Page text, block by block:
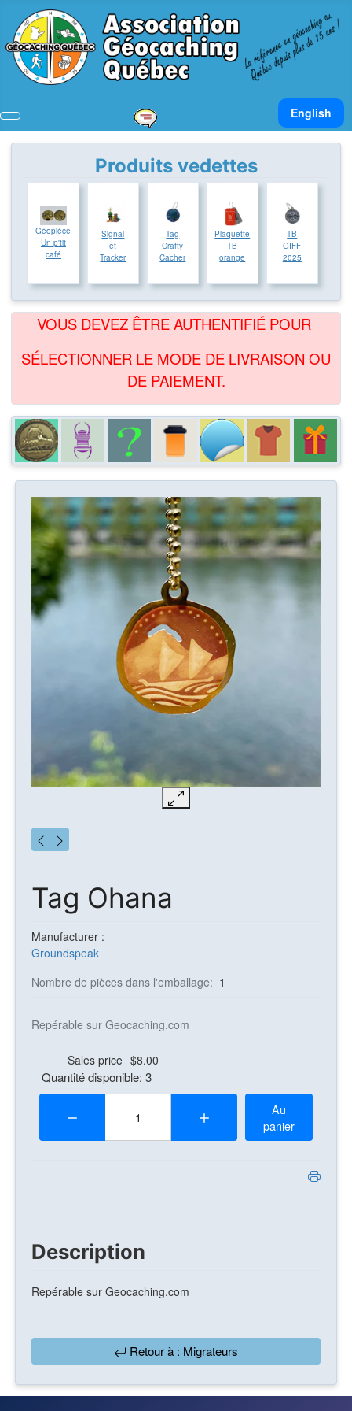
Sélectionnez
English
Produits vedettes
Géopièce
Un p'tit
café
Signal
et
Tracker
Tag
Crafty
Cacher
Plaquette
TB
orange
TB
GIFF
2025
VOUS DEVEZ ÊTRE AUTHENTIFIÉ POUR
SÉLECTIONNER LE MODE DE LIVRAISON OU
DE PAIEMENT.
Tag Ohana
Manufacturer :
Groundspeak
Nombre de pièces dans l'emballage: 1
Repérable sur Geocaching.com
Sales price $8.00
Quantité disponible: 3
Quantité:
Au
panier
Description
Repérable sur Geocaching.com
Retour à : Migrateurs